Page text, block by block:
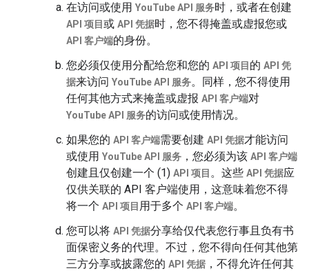
在访问或使用 YouTube API 服务时，或者在创建
API 项目 或 API 凭据时，您不得掩盖或虚报您或
API 客户端的身份。
您必须仅使用分配给您和您的 API 项目 的 API 凭
据来访问 YouTube API 服务。同样，您不得使用
任何其他方式来掩盖或虚报 API 客户端对
YouTube API 服务的访问或使用情况。
如果您的 API 客户端需要创建 API 凭据才能访问
或使用 YouTube API 服务 ，您必须为该 API 客户端
创建且仅创建一个 (1) API 项目 。这些 API 凭据应
仅供关联的 API 客户端使用，这意味着您不得
将一个 API 项目 用于多个 API 客户端。
您可以将 API 凭据分享给仅代表您行事且负有书
面保密义务的代理。不过，您不得向任何其他第
三方分享或披露您的 API 凭据 ，不得允许任何其